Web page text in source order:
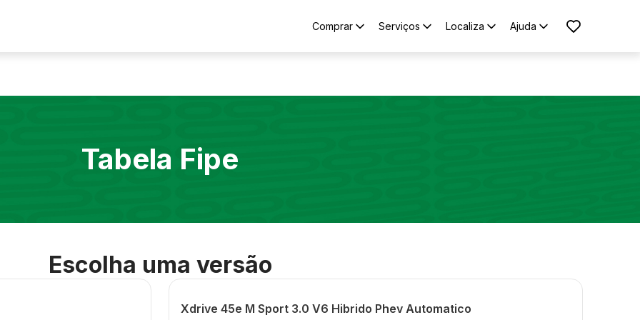
Comprar Serviços Localiza Ajuda
Tabela Fipe
Escolha uma versão
Xdrive 45e M Sport 3.0 V6 Hibrido Phev Automatico